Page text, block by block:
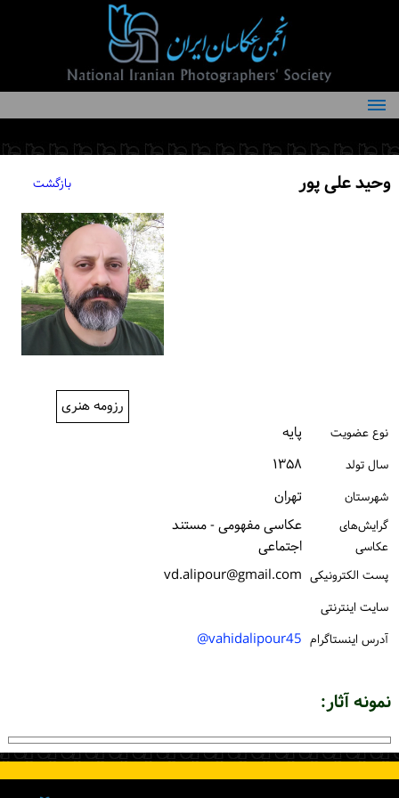
درباره انجمن
کمیته‌های انجمن
وحید علی پور بازگشت
رزومه هنری
نوع عضویت پایه
سال تولد ۱۳۵۸
شهرستان تهران
گرایش‌های
عکاسی
عکاسی مفهومی - مستند
اجتماعی
پست الكترونیكی vd.alipour@gmail.com
سایت اینترنتی
آدرس اینستاگرام vahidalipour45@
نمونه آثار: